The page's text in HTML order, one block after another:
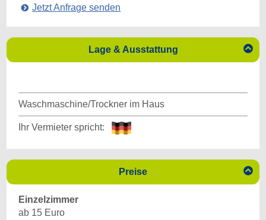
Jetzt Anfrage senden
Lage & Ausstattung 
Waschmaschine/Trockner im Haus
Ihr Vermieter spricht:
Preise 
Einzelzimmer
ab 15 Euro